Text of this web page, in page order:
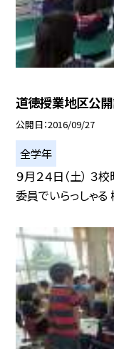
道徳授業地区公
公開日 2016/09/27
全学年
９月２４日（土）
委員でいらっしゃる